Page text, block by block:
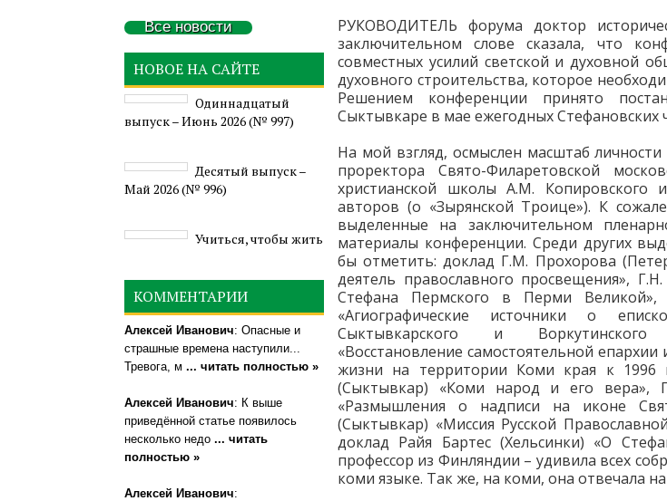
РУКОВОДИТЕЛЬ форума доктор
заключительном слове сказала, что
совместных усилий светской и духовной
духовного строительства, которое
Решением конференции принято
Сыктывкаре в мае ежегодных Стефановских
На мой взгляд, осмыслен масштаб личности
проректора Свято-Филаретовской
христианской школы А.М. Копировского
авторов (о «Зырянской Троице»). К
выделенные на заключительном
материалы конференции. Среди других
бы отметить: доклад Г.М. Прохорова
деятель православного просвещения»,
Стефана Пермского в Перми Великой»,
«Агиографические источники о
Сыктывкарского и
«Восстановление самостоятельной
жизни на территории Коми края к 1996
(Сыктывкар) «Коми народ и его вера»,
«Размышления о надписи на иконе
(Сыктывкар) «Миссия Русской
доклад Райя Бартес (Хельсинки) «О
профессор из Финляндии – удивила всех
коми языке. Так же, на коми, она отвечала
Все новости
НОВОЕ НА САЙТЕ
Одиннадцатый
выпуск – Июнь 2026 (№ 997)
Деcятый выпуск –
Май 2026 (№ 996)
Учиться, чтобы жить
КОММЕНТАРИИ
Алексей Иванович: Опасные и
страшные времена наступили...
Тревога, м ... читать полностью »
Алексей Иванович: К выше
приведённой статье появилось
несколько недо ... читать
полностью »
Алексей Иванович: